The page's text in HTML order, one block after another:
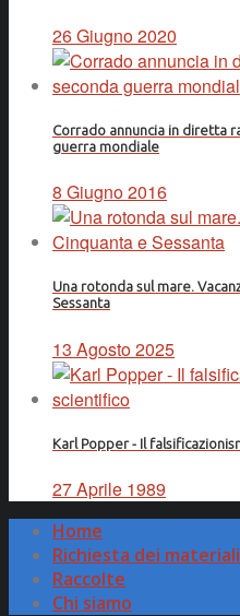
26 Giugno 2020
Corrado annuncia in diretta
guerra mondiale
8 Giugno 2016
Una rotonda sul mare.
Sessanta
13 Agosto 2025
Karl Popper - Il
27 Aprile 1989
Home
Richiesta dei materiali
Raccolte
Chi siamo